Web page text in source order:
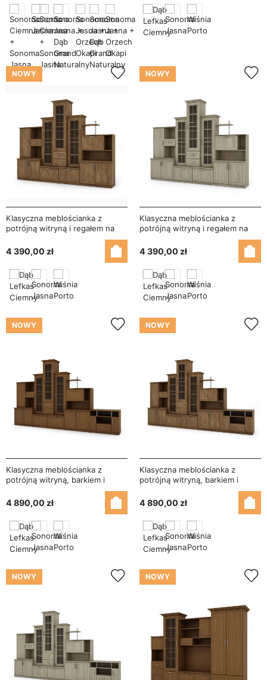
NOWY
Klasyczna meblościanka z
potrójną witryną i regałem na
książki 280×207 cm Wiśnia
Porto – HADES
4 390,00 zł
NOWY
Klasyczna meblościanka z
potrójną witryną i regałem na
książki 280×207 cm Sonoma
Jasna – HADES
4 390,00 zł
NOWY
Klasyczna meblościanka z
potrójną witryną, barkiem i
szafką RTV 280×207 cm Wiśnia
Porto – HADES + RTV
4 890,00 zł
NOWY
Klasyczna meblościanka z
potrójną witryną, barkiem i
szafką RTV 280×207 cm Dąb
Lefkas – HADES + RTV
4 890,00 zł
NOWY NOWY